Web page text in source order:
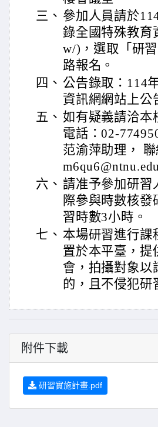
三、 參加人員請於
錄全國特殊教育
w/)，選取「研
路報名。
四、 公告錄取：114
資訊網網站上公
五、 如有疑義請洽本
電話：02-
范渝萍助理，
六、 請准予參加研習
際參與時數核
習時數3小時。
七、 本場研習進行課
置於本平臺，提
會，拍攝對象以
的，且不侵犯研
附件下載
研習實施計畫.pdf